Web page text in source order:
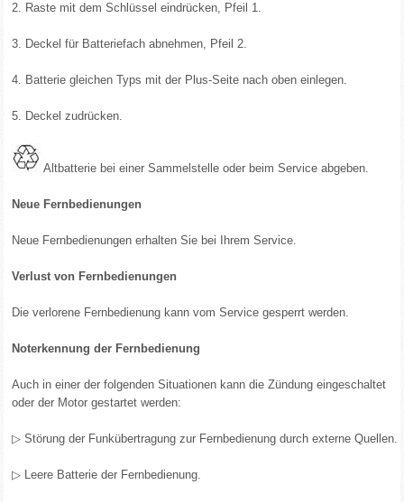
2. Raste mit dem Schlüssel eindrücken, Pfeil 1.
3. Deckel für Batteriefach abnehmen, Pfeil 2.
4. Batterie gleichen Typs mit der Plus-Seite nach oben einlegen.
5. Deckel zudrücken.
Altbatterie bei einer Sammelstelle oder beim Service abgeben.
Neue Fernbedienungen
Neue Fernbedienungen erhalten Sie bei Ihrem Service.
Verlust von Fernbedienungen
Die verlorene Fernbedienung kann vom Service gesperrt werden.
Noterkennung der Fernbedienung
Auch in einer der folgenden Situationen kann die Zündung eingeschaltet
oder der Motor gestartet werden:
▷ Störung der Funkübertragung zur Fernbedienung durch externe Quellen.
▷ Leere Batterie der Fernbedienung.